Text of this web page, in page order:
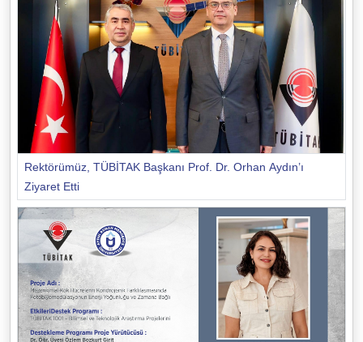
Rektörümüz, TÜBİTAK Başkanı Prof. Dr. Orhan Aydın’ı
Ziyaret Etti